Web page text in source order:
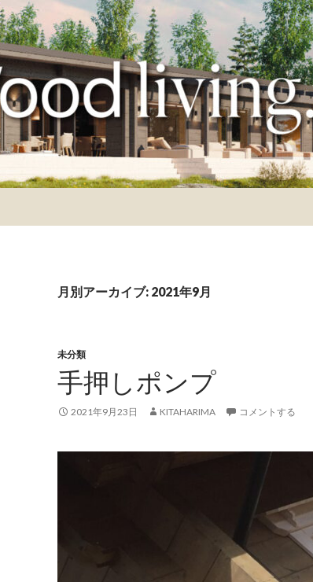
月別アーカイブ: 2021年9月
未分類
手押しポンプ
2021年9月23日 KITAHARIMA コメントする